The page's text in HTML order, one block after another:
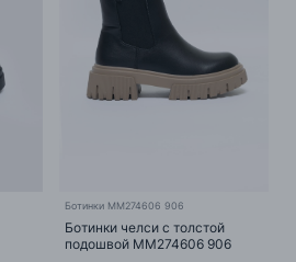
Ботинки MM274606 906
Ботинки челси с толстой
подошвой MM274606 906